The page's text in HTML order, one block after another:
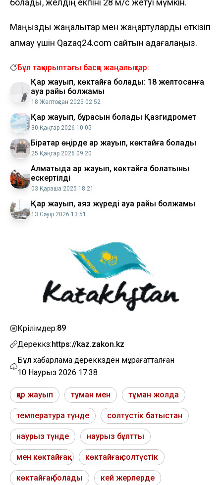
Маңызды жаңалықтар мен жаңартуларды өткізіп
алмау үшін Qazaq24.com сайтын қадағалаңыз.
Бұл тақырыптағы басқа жаңалықтар:
Қар жауып, көктайғақ болады: 18 желтоқсанға
ауа райы болжамы
18 Желтоқсан 2025 02:52
Қар жауып, бұрқасын болады Қазгидромет
30 Қаңтар 2026 10:05
Бірқатар өңірде қар жауып, көктайғақ болады
25 Қаңтар 2026 09:20
Алматыда қар жауып, көктайғақ болатыны
ескертілді
03 Қараша 2025 18:21
Қар жауып, аяз жүреді ауа райы болжамы
13 Сәуір 2026 13:51
Көрілімдер:89
Дереккөз:https://kaz.zakon.kz
Бұл хабарлама дереккөзден мұрағатталған
10 Наурыз 2026 17:38
қар жауып тұман мен тұман жолда
температура түнде солтүстік батыстан
наурыз түнде наурыз бұлтты
мен көктайғақ көктайғақ солтүстік
көктайғақ болады кей жерлерде